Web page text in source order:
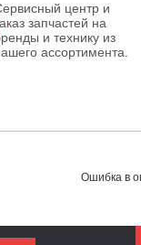
центр и
запчастей на
и технику из
ассортимента.
Ошибка в